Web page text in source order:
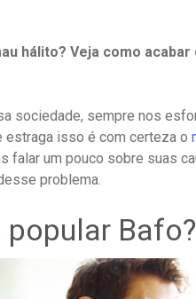
hálito? Veja como
sociedade, sempre nos
estraga isso é com certeza o
falar um pouco sobre suas
problema.
popular Bafo?